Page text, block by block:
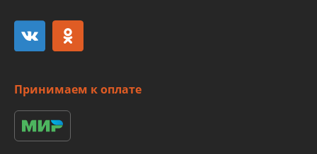
Принимаем к оплате